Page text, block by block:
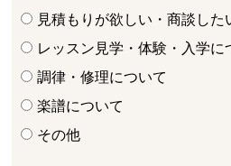
見積もりが欲しい・商談した
レッスン見学・体験・入学に
調律・修理について
楽譜について
その他